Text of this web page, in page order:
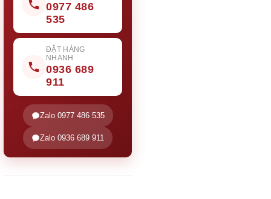
0977 486
535
ĐẶT HÀNG
NHANH
0936 689
911
Zalo 0977 486 535
Zalo 0936 689 911